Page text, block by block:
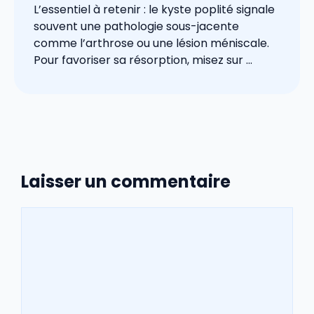
L’essentiel à retenir : le kyste poplité signale
souvent une pathologie sous-jacente
comme l’arthrose ou une lésion méniscale.
Pour favoriser sa résorption, misez sur ...
Laisser un commentaire